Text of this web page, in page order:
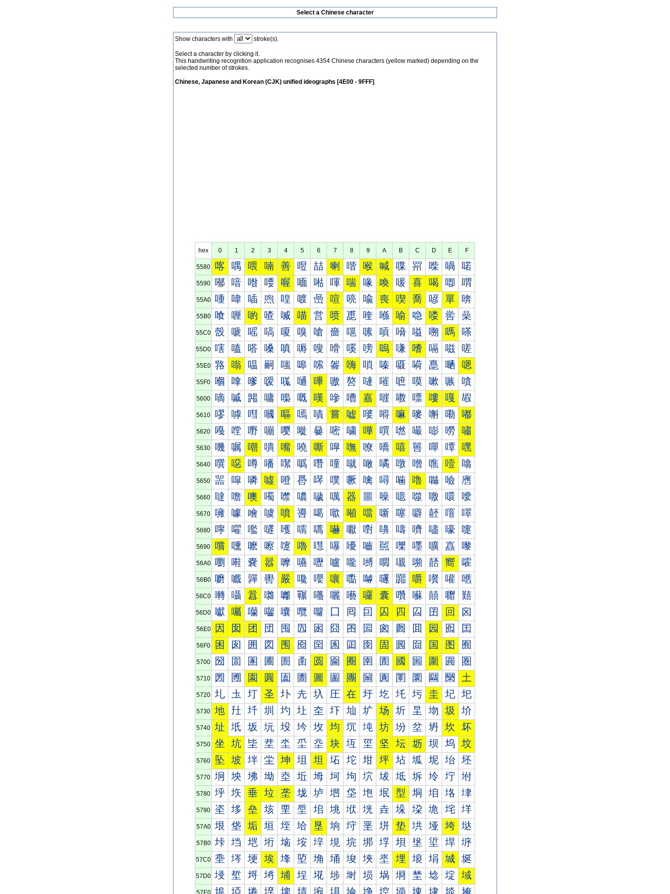
Select a Chinese character
Show characters with stroke(s).
Select a character by clicking it.
This handwriting recognition application recognises 4354 Chinese characters (yellow marked) depending on the
selected number of strokes.
Chinese, Japanese and Korean (CJK) unified ideographs [4E00 - 9FFF]
hex 0 1 2 3 4 5 6 7 8 9 A B C D E F
5580 喀 喁 喂 喃 善 喅 喆 喇 喈 喉 喊 喋 喌 喍 喎 喏
5590 喐 喑 喒 喓 喔 喕 喖 喗 喘 喙 喚 喛 喜 喝 喞 喟
55A0 喠 喡 喢 喣 喤 喥 喦 喧 喨 喩 喪 喫 喬 喭 單 喯
55B0 喰 喱 喲 喳 喴 喵 営 喷 喸 喹 喺 喻 喼 喽 喾 喿
55C0 嗀 嗁 嗂 嗃 嗄 嗅 嗆 嗇 嗈 嗉 嗊 嗋 嗌 嗍 嗎 嗏
55D0 嗐 嗑 嗒 嗓 嗔 嗕 嗖 嗗 嗘 嗙 嗚 嗛 嗜 嗝 嗞 嗟
55E0 嗠 嗡 嗢 嗣 嗤 嗥 嗦 嗧 嗨 嗩 嗪 嗫 嗬 嗭 嗮 嗯
55F0 嗰 嗱 嗲 嗳 嗴 嗵 嗶 嗷 嗸 嗹 嗺 嗻 嗼 嗽 嗾 嗿
5600 嘀 嘁 嘂 嘃 嘄 嘅 嘆 嘇 嘈 嘉 嘊 嘋 嘌 嘍 嘎 嘏
5610 嘐 嘑 嘒 嘓 嘔 嘕 嘖 嘗 嘘 嘙 嘚 嘛 嘜 嘝 嘞 嘟
5620 嘠 嘡 嘢 嘣 嘤 嘥 嘦 嘧 嘨 嘩 嘪 嘫 嘬 嘭 嘮 嘯
5630 嘰 嘱 嘲 嘳 嘴 嘵 嘶 嘷 嘸 嘹 嘺 嘻 嘼 嘽 嘾 嘿
5640 噀 噁 噂 噃 噄 噅 噆 噇 噈 噉 噊 噋 噌 噍 噎 噏
5650 噐 噑 噒 噓 噔 噕 噖 噗 噘 噙 噚 噛 噜 噝 噞 噟
5660 噠 噡 噢 噣 噤 噥 噦 噧 器 噩 噪 噫 噬 噭 噮 噯
5670 噰 噱 噲 噳 噴 噵 噶 噷 噸 噹 噺 噻 噼 噽 噾 噿
5680 嚀 嚁 嚂 嚃 嚄 嚅 嚆 嚇 嚈 嚉 嚊 嚋 嚌 嚍 嚎 嚏
5690 嚐 嚑 嚒 嚓 嚔 嚕 嚖 嚗 嚘 嚙 嚚 嚛 嚜 嚝 嚞 嚟
56A0 嚠 嚡 嚢 嚣 嚤 嚥 嚦 嚧 嚨 嚩 嚪 嚫 嚬 嚭 嚮 嚯
56B0 嚰 嚱 嚲 嚳 嚴 嚵 嚶 嚷 嚸 嚹 嚺 嚻 嚼 嚽 嚾 嚿
56C0 囀 囁 囂 囃 囄 囅 囆 囇 囈 囉 囊 囋 囌 囍 囎 囏
56D0 囐 囑 囒 囓 囔 囕 囖 囗 囘 囙 囚 四 囜 囝 回 囟
56E0 因 囡 团 団 囤 囥 囦 囧 囨 囩 囪 囫 囬 园 囮 囯
56F0 困 囱 囲 図 围 囵 囶 囷 囸 囹 固 囻 囼 国 图 囿
5700 圀 圁 圂 圃 圄 圅 圆 圇 圈 圉 圊 國 圌 圍 圎 圏
5710 圐 圑 園 圓 圔 圕 圖 圗 團 圙 圚 圛 圜 圝 圞 土
5720 圠 圡 圢 圣 圤 圥 圦 圧 在 圩 圪 圫 圬 圭 圮 圯
5730 地 圱 圲 圳 圴 圵 圶 圷 圸 圹 场 圻 圼 圽 圾 圿
5740 址 坁 坂 坃 坄 坅 坆 均 坈 坉 坊 坋 坌 坍 坎 坏
5750 坐 坑 坒 坓 坔 坕 坖 块 坘 坙 坚 坛 坜 坝 坞 坟
5760 坠 坡 坢 坣 坤 坥 坦 坧 坨 坩 坪 坫 坬 坭 坮 坯
5770 坰 坱 坲 坳 坴 坵 坶 坷 坸 坹 坺 坻 坼 坽 坾 坿
5780 垀 垁 垂 垃 垄 垅 垆 垇 垈 垉 垊 型 垌 垍 垎 垏
5790 垐 垑 垒 垓 垔 垕 垖 垗 垘 垙 垚 垛 垜 垝 垞 垟
57A0 垠 垡 垢 垣 垤 垥 垦 垧 垨 垩 垪 垫 垬 垭 垮 垯
57B0 垰 垱 垲 垳 垴 垵 垶 垷 垸 垹 垺 垻 垼 垽 垾 垿
57C0 埀 埁 埂 埃 埄 埅 埆 埇 埈 埉 埊 埋 埌 埍 城 埏
57D0 埐 埑 埒 埓 埔 埕 埖 埗 埘 埙 埚 埛 埜 埝 埞 域
57E0 埠 埡 埢 埣 埤 埥 埦 埧 埨 埩 埪 埫 埬 埭 埮 埯